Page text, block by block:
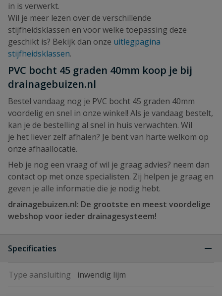
in is verwerkt.
Wil je meer lezen over de verschillende
stijfheidsklassen en voor welke toepassing deze
geschikt is? Bekijk dan onze uitlegpagina
stijfheidsklassen.
PVC bocht 45 graden 40mm koop je bij
drainagebuizen.nl
Bestel vandaag nog je PVC bocht 45 graden 40mm
voordelig en snel in onze winkel! Als je vandaag bestelt,
kan je de bestelling al snel in huis verwachten. Wil
je het liever zelf afhalen? Je bent van harte welkom op
onze afhaallocatie.
Heb je nog een vraag of wil je graag advies? neem dan
contact op met onze specialisten. Zij helpen je graag en
geven je alle informatie die je nodig hebt.
drainagebuizen.nl: De grootste en meest voordelige
webshop voor ieder drainagesysteem!
Specificaties
Type aansluiting inwendig lijm